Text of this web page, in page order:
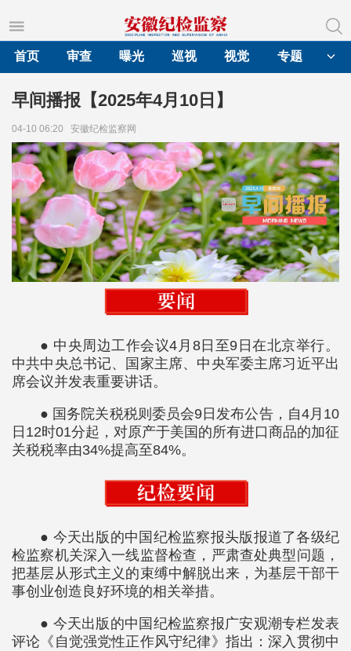
首页
审查 曝光 巡视 视觉 专题
早间播报【2025年4月10日】
04-10 06:20 安徽纪检监察网
● 中央周边工作会议4月8日至9日在北京举行。
中共中央总书记、国家主席、中央军委主席习近平出
席会议并发表重要讲话。
● 国务院关税税则委员会9日发布公告，自4月10
日12时01分起，对原产于美国的所有进口商品的加征
关税税率由34%提高至84%。
● 今天出版的中国纪检监察报头版报道了各级纪
检监察机关深入一线监督检查，严肃查处典型问题，
把基层从形式主义的束缚中解脱出来，为基层干部干
事创业创造良好环境的相关举措。
● 今天出版的中国纪检监察报广安观潮专栏发表
评论《自觉强党性正作风守纪律》指出：深入贯彻中